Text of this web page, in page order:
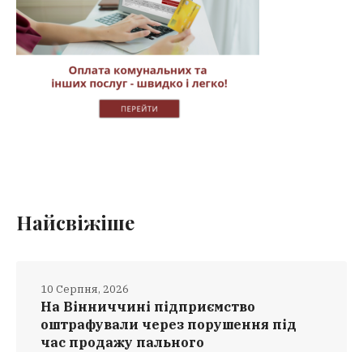
Найсвіжіше
На Вінниччині підприємство
оштрафували через порушення під
час продажу пального
10 Серпня, 2026